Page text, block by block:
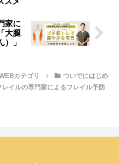
家に
大腿
」
カテゴリ
ついでにはじめ
イルの専門家によるフレイル予防